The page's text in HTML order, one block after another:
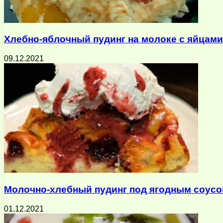
Хлебно-яблочный пудинг на молоке с яйцами
09.12.2021
Молочно-хлебный пудинг под ягодным
01.12.2021